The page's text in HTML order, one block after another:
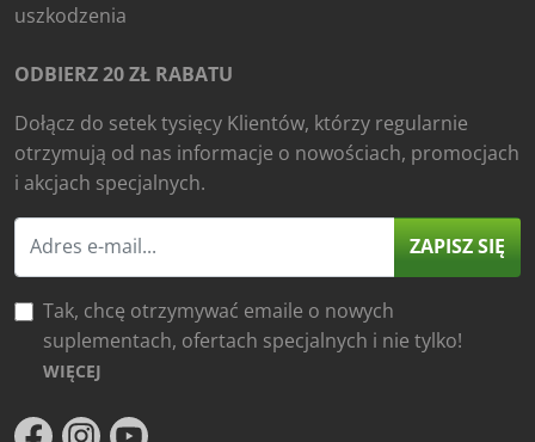
uszkodzenia
ODBIERZ 20 ZŁ RABATU
Dołącz do setek tysięcy Klientów, którzy regularnie
otrzymują od nas informacje o nowościach, promocjach
i akcjach specjalnych.
ZAPISZ SIĘ
Tak, chcę otrzymywać emaile o nowych
suplementach, ofertach specjalnych i nie tylko!
WIĘCEJ